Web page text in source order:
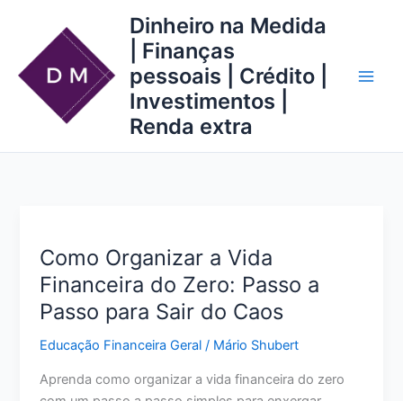
conteúdo
Dinheiro na Medida
| Finanças
pessoais | Crédito |
Investimentos |
Renda extra
Como Organizar a Vida
Financeira do Zero: Passo a
Passo para Sair do Caos
Educação Financeira Geral / Mário Shubert
Aprenda como organizar a vida financeira do zero